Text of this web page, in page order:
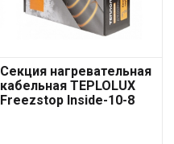
Секция нагревательная
кабельная TEPLOLUX
Freezstop Inside-10-8